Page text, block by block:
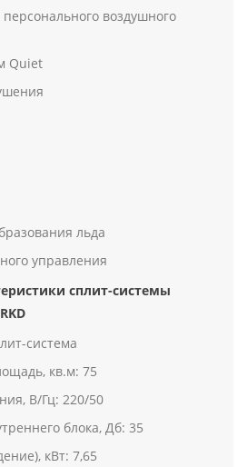
воздушного
Quiet
льда
управления
сплит-системы
система
кв.м: 75
В/Гц: 220/50
блока, Дб: 35
кВт: 7,65